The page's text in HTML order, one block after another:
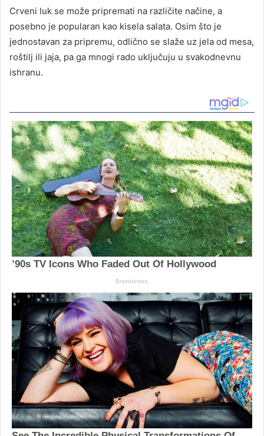
Crveni luk se može pripremati na različite načine, a
posebno je popularan kao kisela salata. Osim što je
jednostavan za pripremu, odlično se slaže uz jela od mesa,
roštilj ili jaja, pa ga mnogi rado uključuju u svakodnevnu
ishranu.